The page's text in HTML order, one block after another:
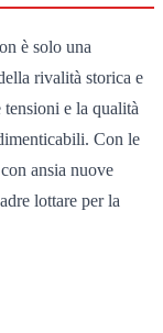
è solo una
rivalità storica e
e la qualità
Con le
ansia nuove
lottare per la